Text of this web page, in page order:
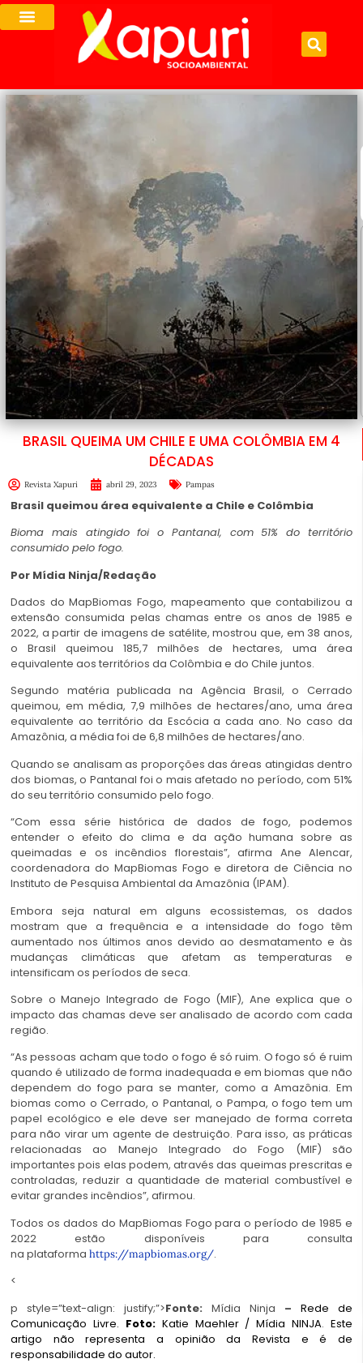
BRASIL QUEIMA UM CHILE E UMA COLÔMBIA EM 4
DÉCADAS
Revista Xapuri abril 29, 2023 Pampas
Brasil queimou área equivalente a Chile e Colômbia
Bioma mais atingido foi o Pantanal, com 51% do território
consumido pelo fogo.
Por Mídia Ninja/Redação
Dados do MapBiomas Fogo, mapeamento que contabilizou a
extensão consumida pelas chamas entre os anos de 1985 e
2022, a partir de imagens de satélite, mostrou que, em 38 anos,
o Brasil queimou 185,7 milhões de hectares, uma área
equivalente aos territórios da Colômbia e do Chile juntos.
Segundo matéria publicada na Agência Brasil, o Cerrado
queimou, em média, 7,9 milhões de hectares/ano, uma área
equivalente ao território da Escócia a cada ano. No caso da
Amazônia, a média foi de 6,8 milhões de hectares/ano.
Quando se analisam as proporções das áreas atingidas dentro
dos biomas, o Pantanal foi o mais afetado no período, com 51%
do seu território consumido pelo fogo.
“Com essa série histórica de dados de fogo, podemos
entender o efeito do clima e da ação humana sobre as
queimadas e os incêndios florestais”, afirma Ane Alencar,
coordenadora do MapBiomas Fogo e diretora de Ciência no
Instituto de Pesquisa Ambiental da Amazônia (IPAM).
Embora seja natural em alguns ecossistemas, os dados
mostram que a frequência e a intensidade do fogo têm
aumentado nos últimos anos devido ao desmatamento e às
mudanças climáticas que afetam as temperaturas e
intensificam os períodos de seca.
Sobre o Manejo Integrado de Fogo (MIF), Ane explica que o
impacto das chamas deve ser analisado de acordo com cada
região.
“As pessoas acham que todo o fogo é só ruim. O fogo só é ruim
quando é utilizado de forma inadequada e em biomas que não
dependem do fogo para se manter, como a Amazônia. Em
biomas como o Cerrado, o Pantanal, o Pampa, o fogo tem um
papel ecológico e ele deve ser manejado de forma correta
para não virar um agente de destruição. Para isso, as práticas
relacionadas ao Manejo Integrado do Fogo (MIF) são
importantes pois elas podem, através das queimas prescritas e
controladas, reduzir a quantidade de material combustível e
evitar grandes incêndios”, afirmou.
Todos os dados do MapBiomas Fogo para o período de 1985 e
2022 estão disponíveis para consulta
na plataforma https://mapbiomas.org/.
<
p style=”text-align: justify;”>Fonte: Mídia Ninja –
Rede de
Comunicação Livre. Foto:Katie Maehler / Mídia NINJA. Este
artigo não representa a opinião da Revista e é de
responsabilidade do autor.